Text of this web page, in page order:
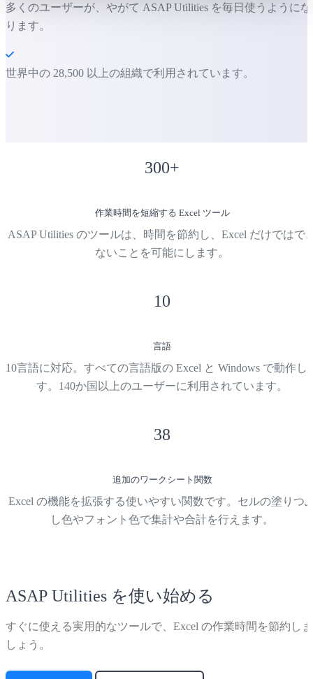
多くのユーザーが、やがて ASAP Utilities を毎日使うようにな
ります。
世界中の 28,500 以上の組織で利用されています。
300+
作業時間を短縮する Excel ツール
ASAP Utilities のツールは、時間を節約し、Excel だけではで
ないことを可能にします。
10
言語
10言語に対応。すべての言語版の Excel と Windows で動作し
す。140か国以上のユーザーに利用されています。
38
追加のワークシート関数
Excel の機能を拡張する使いやすい関数です。セルの塗りつ
し色やフォント色で集計や合計を行えます。
ASAP Utilities を使い始める
すぐに使える実用的なツールで、Excel の作業時間を節約しま
しょう。